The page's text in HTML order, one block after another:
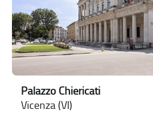
Palazzo Chiericati
Vicenza (VI)